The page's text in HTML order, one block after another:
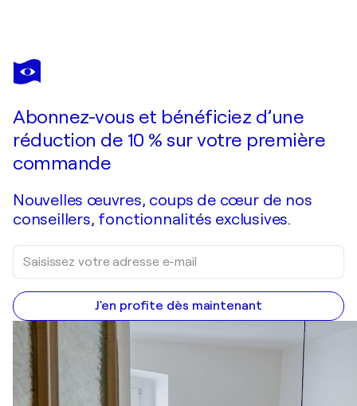
NICOLAI OSTAPENCO (N.SWIRISTUHI)
Dreams of the city Giraffe.
Abonnez-vous et bénéficiez d’une
réduction de 10 % sur votre première
commande
Nouvelles œuvres, coups de cœur de nos
conseillers, fonctionnalités exclusives.
J'en profite dès maintenant